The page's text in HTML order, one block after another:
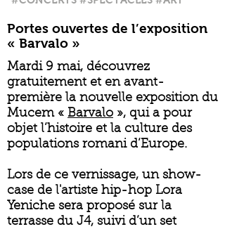
Portes ouvertes de l’exposition
« Barvalo »
Mardi 9 mai, découvrez
gratuitement et en avant-
première la nouvelle exposition du
Mucem « Barvalo », qui a pour
objet l’histoire et la culture des
populations romani d’Europe.
Lors de ce vernissage, un show-
case de l'artiste hip-hop Lora
Yeniche sera proposé sur la
terrasse du J4, suivi d’un set